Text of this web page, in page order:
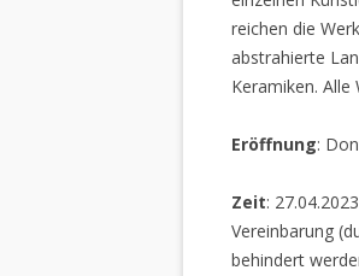
reichen die
abstrahierte
Keramiken.
Eröffnung:
Zeit:
Vereinbarung
behindert